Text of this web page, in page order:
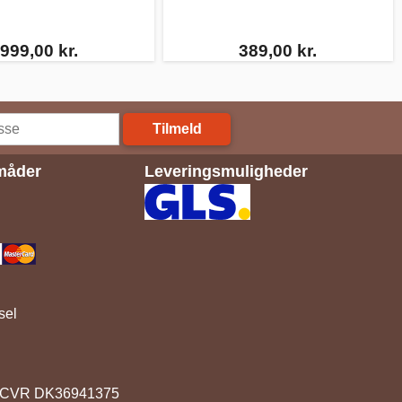
999,00 kr. 389,00 kr.
Tilmeld
Leveringsmuligheder
DK36941375